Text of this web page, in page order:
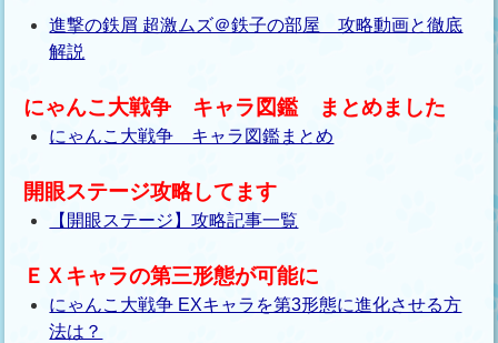
進撃の鉄屑 超激ムズ＠鉄子の部屋 攻略動画と徹底
解説
にゃんこ大戦争 キャラ図鑑 まとめました
にゃんこ大戦争 キャラ図鑑まとめ
開眼ステージ攻略してます
【開眼ステージ】攻略記事一覧
ＥＸキャラの第三形態が可能に
にゃんこ大戦争 EXキャラを第3形態に進化させる方
法は？